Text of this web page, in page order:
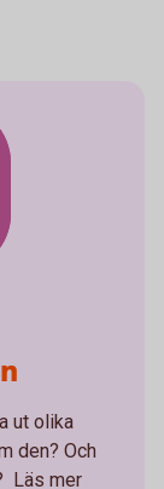
ut olika
den? Och
Läs mer